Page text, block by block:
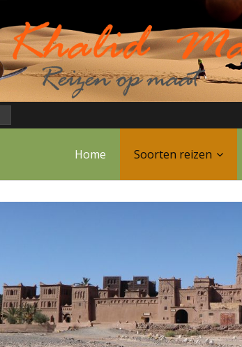
Home Soorten reizen